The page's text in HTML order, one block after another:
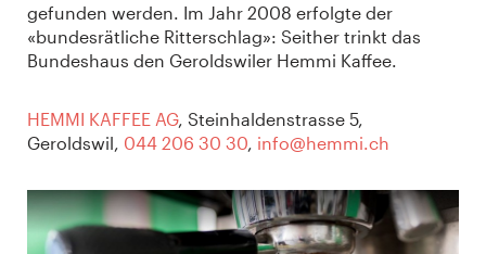
gefunden werden. Im Jahr 2008 erfolgte der
«bundesrätliche Ritterschlag»: Seither trinkt das
Bundeshaus den Geroldswiler Hemmi Kaffee.
HEMMI KAFFEE AG, Steinhaldenstrasse 5,
Geroldswil, 044 206 30 30 info@hemmi.ch